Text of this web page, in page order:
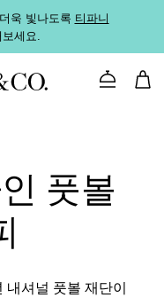
욱 빛나도록 티파니
세요.
문의하기
풋볼
셔널 풋볼 재단이